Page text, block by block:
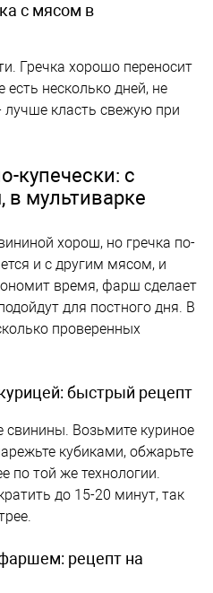
с мясом в
Гречка хорошо переносит
есть несколько дней, не
лучше класть свежую при
купечески: с
в мультиварке
хорош, но гречка по-
и с другим мясом, и
время, фарш сделает
для постного дня. В
проверенных
быстрый рецепт
свинины. Возьмите куриное
кубиками, обжарьте
по той же технологии.
до 15-20 минут, так
рецепт на